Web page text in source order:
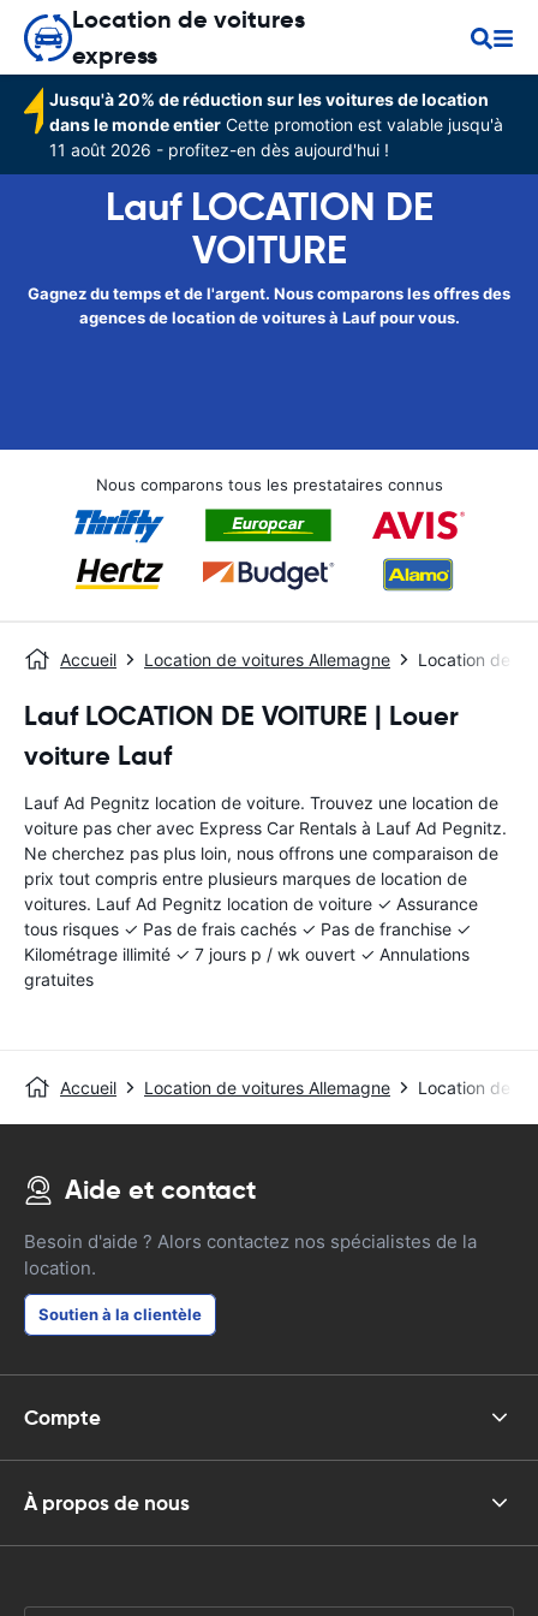
Location de voitures
express
Jusqu'à 20% de réduction sur les voitures de location
dans le monde entier Cette promotion est valable jusqu'à
11 août 2026 - profitez-en dès aujourd'hui !
Lauf LOCATION DE
VOITURE
Gagnez du temps et de l'argent. Nous comparons les offres des
agences de location de voitures à Lauf pour vous.
Nous comparons tous les prestataires connus
Accueil Location de voitures Allemagne Location de
Lauf LOCATION DE VOITURE | Louer
voiture Lauf
Lauf Ad Pegnitz location de voiture. Trouvez une location de
voiture pas cher avec Express Car Rentals à Lauf Ad Pegnitz.
Ne cherchez pas plus loin, nous offrons une comparaison de
prix tout compris entre plusieurs marques de location de
voitures. Lauf Ad Pegnitz location de voiture ✓ Assurance
tous risques ✓ Pas de frais cachés ✓ Pas de franchise ✓
Kilométrage illimité ✓ 7 jours p / wk ouvert ✓ Annulations
gratuites
Accueil Location de voitures Allemagne Location de
Aide et contact
Besoin d'aide ? Alors contactez nos spécialistes de la
location.
Soutien à la clientèle
Compte
À propos de nous